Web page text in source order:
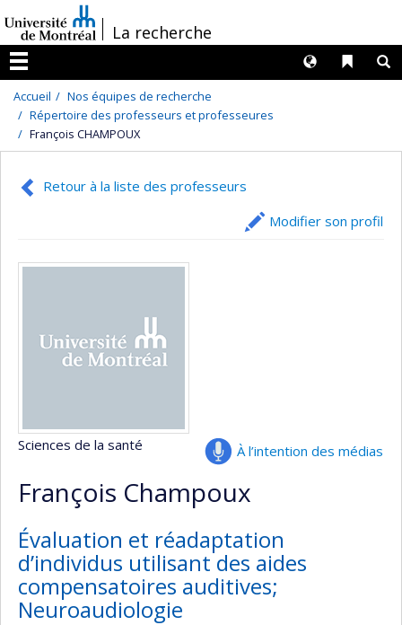
au
contenu
/La recherche
Menu
Liens
Langues
Accueil
Nos équipes de recherche
Répertoire des professeurs et professeures
François CHAMPOUX
Retour à la liste des professeurs
Modifier son profil
À l’intention des médias
Sciences de la santé
François Champoux
Évaluation et réadaptation
d’individus utilisant des aides
compensatoires auditives;
Neuroaudiologie